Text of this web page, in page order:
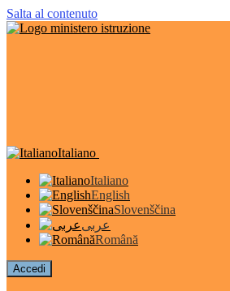
Salta al contenuto
Italiano
Italiano
English
Slovenščina
عربى
Română
Accedi